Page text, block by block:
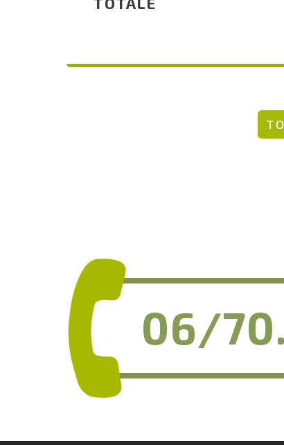
06/